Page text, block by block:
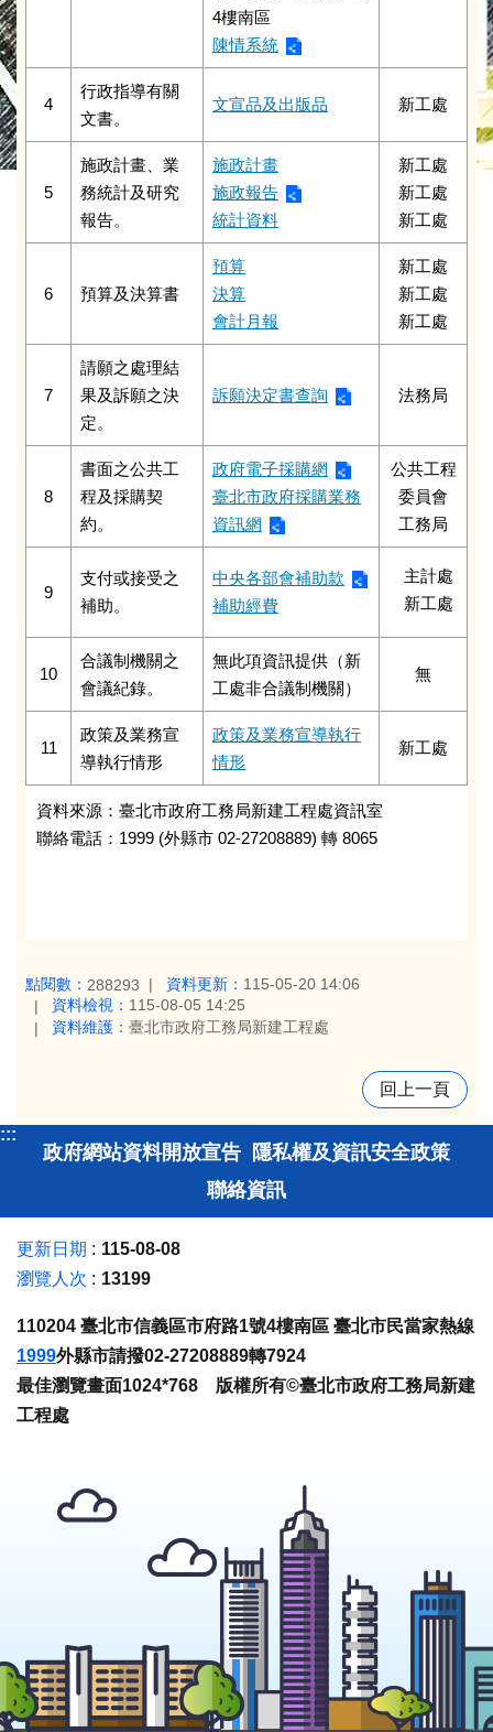
4樓南區
陳情系統
4
行政指導有關
文書。
文宣品及出版品 新工處
5
施政計畫、業
務統計及研究
報告。
施政計畫
施政報告
統計資料
新工處
新工處
新工處
6 預算及決算書
預算
決算
會計月報
新工處
新工處
新工處
7
請願之處理結
果及訴願之決
定。
訴願決定書查詢 法務局
8
書面之公共工
程及採購契
約。
政府電子採購網
臺北市政府採購業務
資訊網
公共工程
委員會
工務局
9
支付或接受之
補助。
中央各部會補助款
補助經費
主計處
新工處
10
合議制機關之
會議紀錄。
無此項資訊提供（新
工處非合議制機關）
無
11
政策及業務宣
導執行情形
政策及業務宣導執行
情形
新工處
資料來源：臺北市政府工務局新建工程處資訊室
聯絡電話：1999 (外縣市 02-27208889) 轉 8065
點閱數： 288293 資料更新： 115-05-20 14:06
資料檢視： 115-08-05 14:25
資料維護： 臺北市政府工務局新建工程處
回上一頁
:::
政府網站資料開放宣告 隱私權及資訊安全政策
聯絡資訊
更新日期
115-08-08
瀏覽人次
13199
110204 臺北市信義區市府路1號4樓南區 臺北市民當家熱線
1999外縣市請撥02-27208889轉7924
最佳瀏覽畫面1024*768 版權所有©臺北市政府工務局新建
工程處